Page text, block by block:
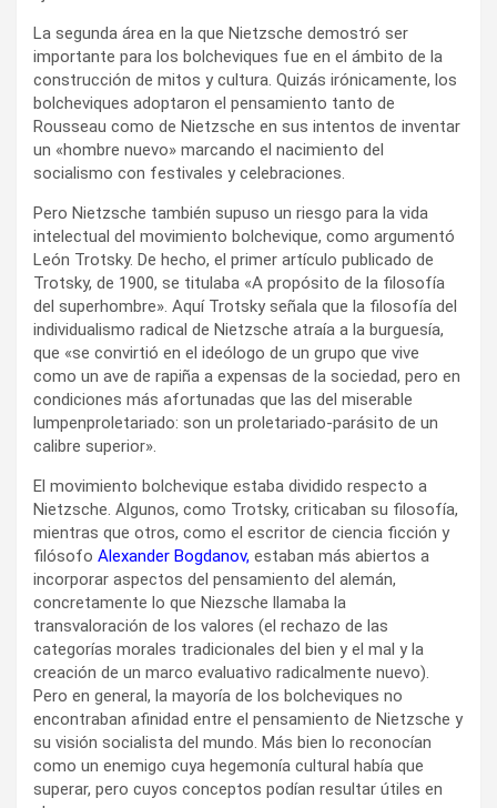
La segunda área en la que Nietzsche demostró ser
importante para los bolcheviques fue en el ámbito de la
construcción de mitos y cultura. Quizás irónicamente, los
bolcheviques adoptaron el pensamiento tanto de
Rousseau como de Nietzsche en sus intentos de inventar
un «hombre nuevo» marcando el nacimiento del
socialismo con festivales y celebraciones.
Pero Nietzsche también supuso un riesgo para la vida
intelectual del movimiento bolchevique, como argumentó
León Trotsky. De hecho, el primer artículo publicado de
Trotsky, de 1900, se titulaba «A propósito de la filosofía
del superhombre». Aquí Trotsky señala que la filosofía del
individualismo radical de Nietzsche atraía a la burguesía,
que «se convirtió en el ideólogo de un grupo que vive
como un ave de rapiña a expensas de la sociedad, pero en
condiciones más afortunadas que las del miserable
lumpenproletariado: son un proletariado-parásito de un
calibre superior».
El movimiento bolchevique estaba dividido respecto a
Nietzsche. Algunos, como Trotsky, criticaban su filosofía,
mientras que otros, como el escritor de ciencia ficción y
filósofo Alexander Bogdanov, estaban más abiertos a
incorporar aspectos del pensamiento del alemán,
concretamente lo que Niezsche llamaba la
transvaloración de los valores (el rechazo de las
categorías morales tradicionales del bien y el mal y la
creación de un marco evaluativo radicalmente nuevo).
Pero en general, la mayoría de los bolcheviques no
encontraban afinidad entre el pensamiento de Nietzsche y
su visión socialista del mundo. Más bien lo reconocían
como un enemigo cuya hegemonía cultural había que
superar, pero cuyos conceptos podían resultar útiles en